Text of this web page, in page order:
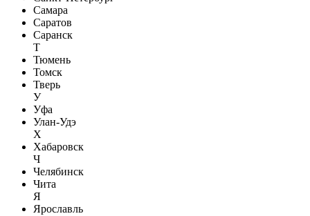
Самара
Саратов
Саранск
Т
Тюмень
Томск
Тверь
У
Уфа
Улан-Удэ
Х
Хабаровск
Ч
Челябинск
Чита
Я
Ярославль